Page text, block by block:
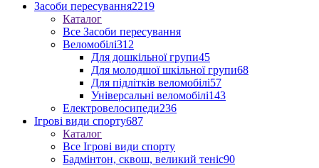
Засоби пересування2219
Каталог
Все Засоби пересування
Веломобілі312
Для дошкільної групи45
Для молодшої шкільної групи68
Для підлітків веломобілі57
Універсальні веломобілі143
Електровелосипеди236
Ігрові види спорту687
Каталог
Все Ігрові види спорту
Бадмінтон, сквош, великий теніс90